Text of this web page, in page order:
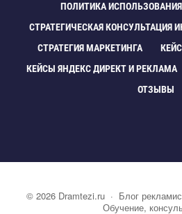
ПОЛИТИКА ИСПОЛЬЗОВАНИЯ
СТРАТЕГИЧЕСКАЯ КОНСУЛЬТАЦИЯ
СТРАТЕГИЯ МАРКЕТИНГА
КЕЙСЫ ЯНДЕКС ДИРЕКТ И РЕКЛАМА
ОТЗЫВЫ
© 2026 Dramtezi.ru· Блог
Обучение,